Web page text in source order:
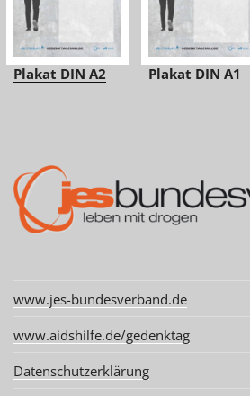
Plakat DIN A2 Plakat DIN A1
www.jes-bundesverband.de
www.aidshilfe.de/gedenktag
Datenschutzerklärung